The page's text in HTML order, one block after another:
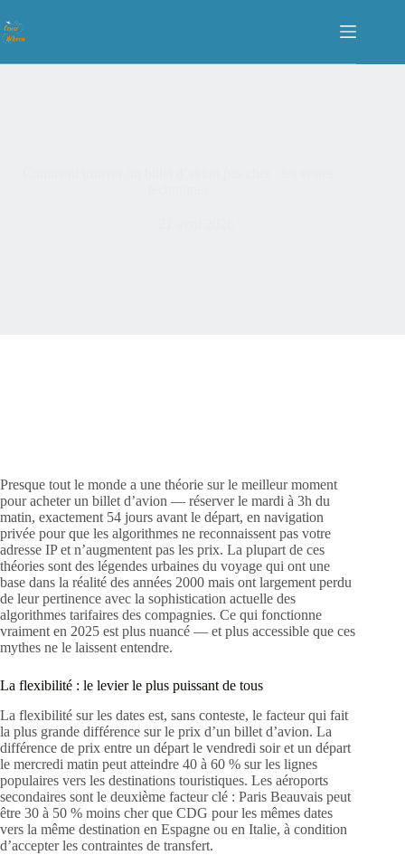
Presque tout le monde a une théorie sur le meilleur moment
pour acheter un billet d’avion — réserver le mardi à 3h du
matin, exactement 54 jours avant le départ, en navigation
privée pour que les algorithmes ne reconnaissent pas votre
adresse IP et n’augmentent pas les prix. La plupart de ces
théories sont des légendes urbaines du voyage qui ont une
base dans la réalité des années 2000 mais ont largement perdu
de leur pertinence avec la sophistication actuelle des
algorithmes tarifaires des compagnies. Ce qui fonctionne
vraiment en 2025 est plus nuancé — et plus accessible que ces
mythes ne le laissent entendre.
La flexibilité : le levier le plus puissant de tous
La flexibilité sur les dates est, sans conteste, le facteur qui fait
la plus grande différence sur le prix d’un billet d’avion. La
différence de prix entre un départ le vendredi soir et un départ
le mercredi matin peut atteindre 40 à 60 % sur les lignes
populaires vers les destinations touristiques. Les aéroports
secondaires sont le deuxième facteur clé : Paris Beauvais peut
être 30 à 50 % moins cher que CDG pour les mêmes dates
vers la même destination en Espagne ou en Italie, à condition
d’accepter les contraintes de transfert.